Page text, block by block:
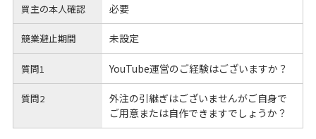
買主の本人確認 必要
競業避止期間 未設定
質問1 YouTube運営のご経験はございますか？
質問2
外注の引継ぎはございませんがご自身で
ご用意または自作できますでしょうか？